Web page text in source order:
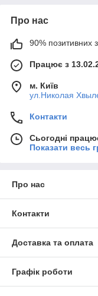
Про нас
90% позитивних з
Працює з
м. Київ
ул.Николая
Контакти
Сьогодні
Показати весь
Про нас
Контакти
Доставка та оплата
Графік роботи